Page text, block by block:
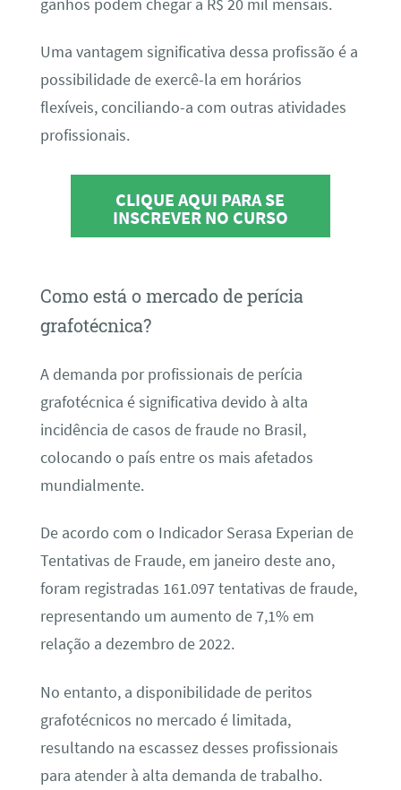
ganhos podem chegar a R$ 20 mil mensais.
Uma vantagem significativa dessa profissão é a
possibilidade de exercê-la em horários
flexíveis, conciliando-a com outras atividades
profissionais.
CLIQUE AQUI PARA SE
INSCREVER NO CURSO
Como está o mercado de perícia
grafotécnica?
A demanda por profissionais de perícia
grafotécnica é significativa devido à alta
incidência de casos de fraude no Brasil,
colocando o país entre os mais afetados
mundialmente.
De acordo com o Indicador Serasa Experian de
Tentativas de Fraude, em janeiro deste ano,
foram registradas 161.097 tentativas de fraude,
representando um aumento de 7,1% em
relação a dezembro de 2022.
No entanto, a disponibilidade de peritos
grafotécnicos no mercado é limitada,
resultando na escassez desses profissionais
para atender à alta demanda de trabalho.